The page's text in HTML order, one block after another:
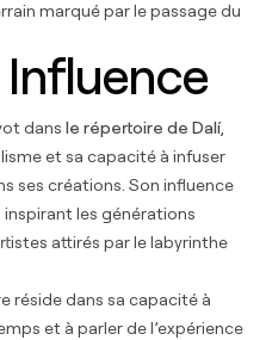
marqué par le passage du
dans le répertoire de Dalí,
et sa capacité à infuser
ses créations. Son influence
inspirant les générations
attirés par le labyrinthe
réside dans sa capacité à
et à parler de l’expérience